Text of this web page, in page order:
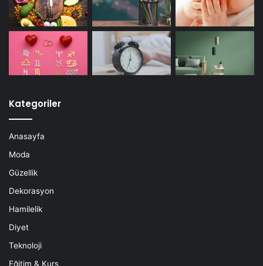
Kategoriler
Anasayfa
Moda
Güzellik
Dekorasyon
Hamilelik
Diyet
Teknoloji
Eğitim & Kurs